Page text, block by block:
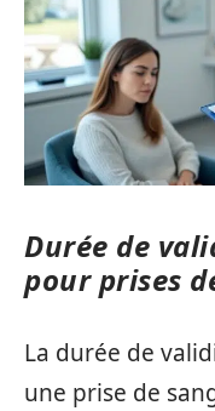
Durée de
pour prises
La durée de
une prise de